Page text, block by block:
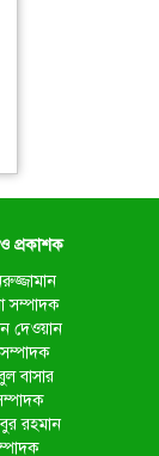
প্রকাশক
সম্পাদক
দেওয়ান
সম্পাদক
বাসার
রহমান